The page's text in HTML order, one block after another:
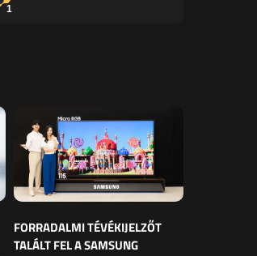
1
FORRADALMI TÉVÉKIJELZŐT
TALÁLT FEL A SAMSUNG